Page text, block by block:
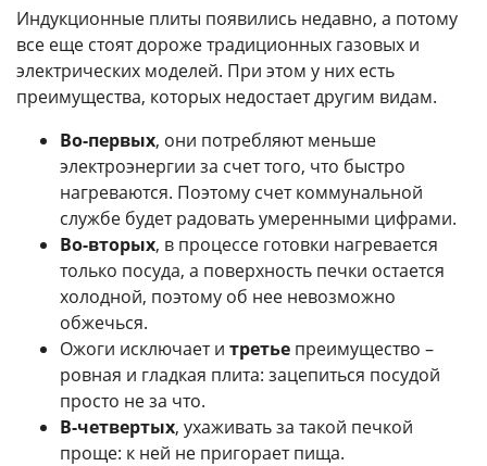
Индукционные плиты появились недавно, а потому
все еще стоят дороже традиционных газовых и
электрических моделей. При этом у них есть
преимущества, которых недостает другим видам.
Во-первых, они потребляют меньше
электроэнергии за счет того, что быстро
нагреваются. Поэтому счет коммунальной
службе будет радовать умеренными цифрами.
Во-вторых, в процессе готовки нагревается
только посуда, а поверхность печки остается
холодной, поэтому об нее невозможно
обжечься.
Ожоги исключает и третье преимущество –
ровная и гладкая плита: зацепиться посудой
просто не за что.
В-четвертых, ухаживать за такой печкой
проще: к ней не пригорает пища.